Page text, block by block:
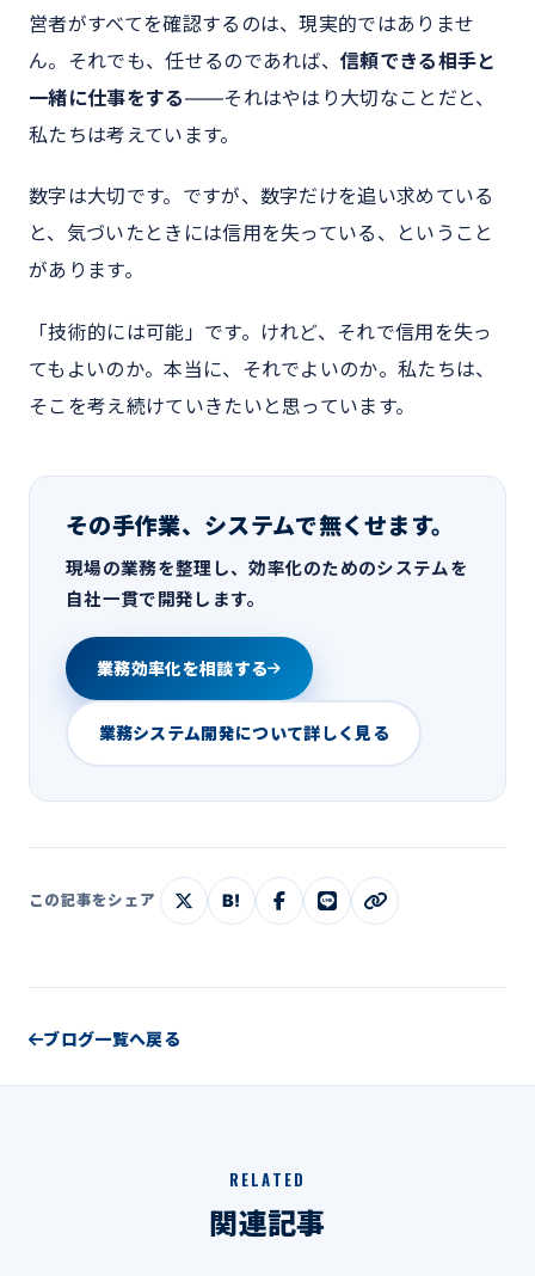
営者がすべてを確認するのは、現実的ではありませ
ん。それでも、任せるのであれば、信頼できる相手と
一緒に仕事をする――それはやはり大切なことだと、
私たちは考えています。
数字は大切です。ですが、数字だけを追い求めている
と、気づいたときには信用を失っている、ということ
があります。
「技術的には可能」です。けれど、それで信用を失っ
てもよいのか。本当に、それでよいのか。私たちは、
そこを考え続けていきたいと思っています。
その手作業、システムで無くせます。
現場の業務を整理し、効率化のためのシステムを
自社一貫で開発します。
業務効率化を相談する
業務システム開発について詳しく見る
この記事をシェア B!
ブログ一覧へ戻る
RELATED
関連記事